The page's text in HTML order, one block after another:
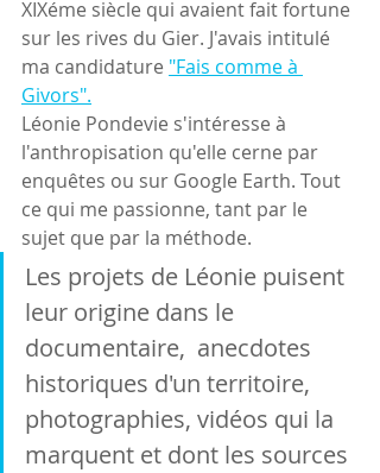
XIXéme siècle qui avaient fait fortune
sur les rives du Gier. J'avais intitulé
ma candidature "Fais comme à
Givors".
Léonie Pondevie s'intéresse à
l'anthropisation qu'elle cerne par
enquêtes ou sur Google Earth. Tout
ce qui me passionne, tant par le
sujet que par la méthode.
Les projets de Léonie puisent
leur origine dans le
documentaire,  anecdotes
historiques d'un territoire,
photographies, vidéos qui la
marquent et dont les sources